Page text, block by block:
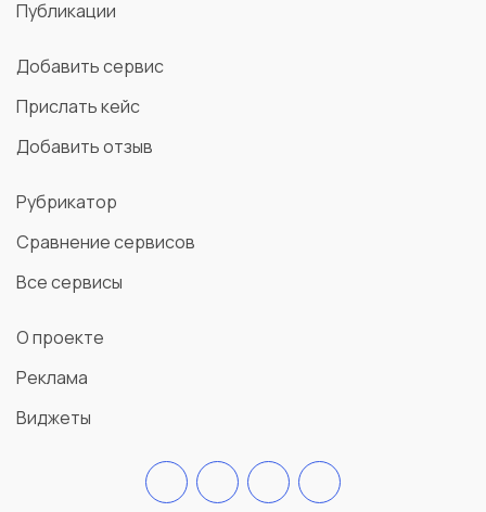
Публикации
Добавить сервис
Прислать кейс
Добавить отзыв
Рубрикатор
Сравнение сервисов
Все сервисы
О проекте
Реклама
Виджеты